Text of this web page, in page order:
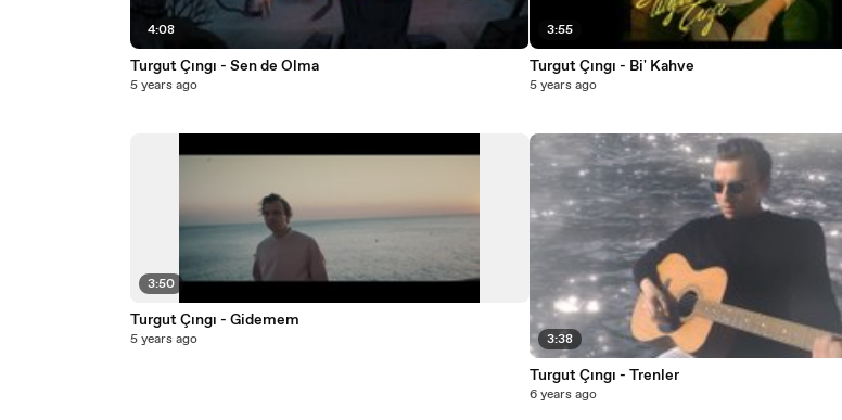
4:08
Turgut Çıngı - Sen de Olma
5 years ago
3:50
Turgut Çıngı - Gidemem
5 years ago
3:55
Turgut Çıngı - Bi' Kahve
5 years ago
3:38
Turgut Çıngı - Trenler
6 years ago